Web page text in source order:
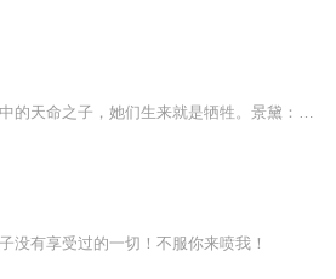
系统快穿大女主爽文反封建反糟粕女性崛起多人精品短篇故事他们是被选中的天命之子，她们生来就是牺牲。景黛：老娘偏不，就要替她们逆天改命！仓央剧社制作，添加主播微信参与更多话题讨论与活动上线首日爆更20集，每日3集放送！订阅可看到每日更新！新书福...
没有享受过的一切！不服你来喷我！